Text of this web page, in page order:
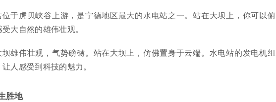
位于虎贝峡谷上游，是宁德地区最大的水电站之一。站在大坝上，你可以俯
大自然的雄伟壮观。
雄伟壮观，气势磅礴。站在大坝上，仿佛置身于云端。水电站的发电机组
人感受到科技的魅力。
胜地